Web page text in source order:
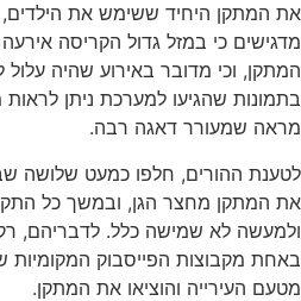
את המתקן היחיד ששימש את
מדגישים כי במזל גדול הקריסה
המתקן, וכי מדובר באירוע שהיה
בתמונות שהגיעו למערכת ניתן
מראה שמעורר דאגה רבה.
לטענת ההורים, חלפו כמעט שלושה
את המתקן מחצר הגן, ובמשך כל
ולמעשה לא שמישה כלל. לדבריהם,
באחת מקבוצות הפייסבוק המקומיות
מטעם העירייה והוציאו את המתקן.